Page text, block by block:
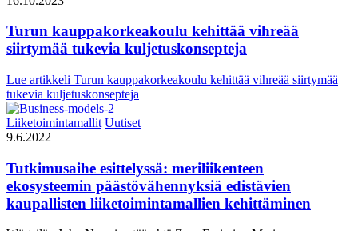
Turun kauppakorkeakoulu kehittää vihreää
siirtymää tukevia kuljetuskonsepteja
Lue artikkeli Turun kauppakorkeakoulu kehittää vihreää siirtymää
tukevia kuljetuskonsepteja
Liiketoimintamallit Uutiset
9.6.2022
Tutkimusaihe esittelyssä: meriliikenteen
ekosysteemin päästövähennyksiä edistävien
kaupallisten liiketoimintamallien kehittäminen